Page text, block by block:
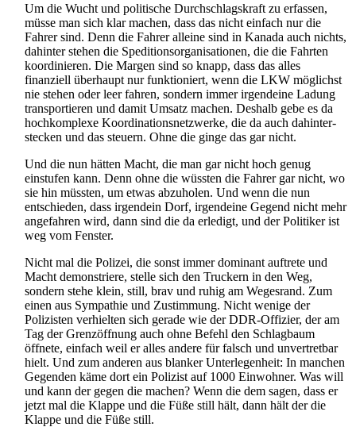
Um die Wucht und politische Durchschlagskraft zu erfassen,
müsse man sich klar machen, dass das nicht einfach nur die
Fahrer sind. Denn die Fahrer alleine sind in Kanada auch nichts,
dahinter stehen die Speditions­organisationen, die die Fahrten
koordinieren. Die Margen sind so knapp, dass das alles
finanziell überhaupt nur funktioniert, wenn die LKW möglichst
nie stehen oder leer fahren, sondern immer irgendeine Ladung
transportieren und damit Umsatz machen. Deshalb gebe es da
hochkomplexe Koordinations­netzwerke, die da auch dahinter­
stecken und das steuern. Ohne die ginge das gar nicht.
Und die nun hätten Macht, die man gar nicht hoch genug
einstufen kann. Denn ohne die wüssten die Fahrer gar nicht, wo
sie hin müssten, um etwas abzuholen. Und wenn die nun
entschieden, dass irgendein Dorf, irgendeine Gegend nicht mehr
angefahren wird, dann sind die da erledigt, und der Politiker ist
weg vom Fenster.
Nicht mal die Polizei, die sonst immer dominant auftrete und
Macht demonstriere, stelle sich den Truckern in den Weg,
sondern stehe klein, still, brav und ruhig am Wegesrand. Zum
einen aus Sympathie und Zustimmung. Nicht wenige der
Polizisten verhielten sich gerade wie der DDR-Offizier, der am
Tag der Grenzöffnung auch ohne Befehl den Schlagbaum
öffnete, einfach weil er alles andere für falsch und unvertretbar
hielt. Und zum anderen aus blanker Unterlegenheit: In manchen
Gegenden käme dort ein Polizist auf 1000 Einwohner. Was will
und kann der gegen die machen? Wenn die dem sagen, dass er
jetzt mal die Klappe und die Füße still hält, dann hält der die
Klappe und die Füße still.